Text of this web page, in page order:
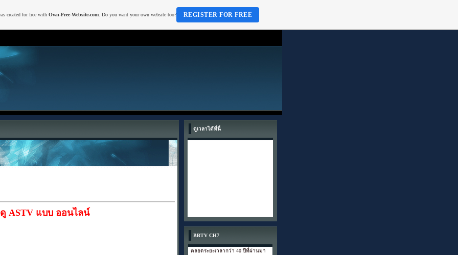
ดู ASTV แบบ ออนไลน์
ดูเวลาได้ที่นี่
BBTV CH7
ตลอดระยะเวลากว่า 40 ปีที่ผ่านมา
created for free with Own-Free-Website.com. Do you want your own website too? REGISTER FOR FREE